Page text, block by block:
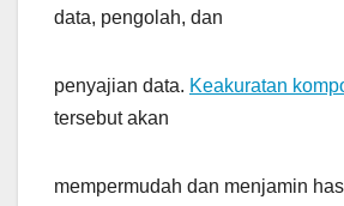
data, pengolah, dan
penyajian data. Keakuratan
tersebut akan
mempermudah dan menjamin